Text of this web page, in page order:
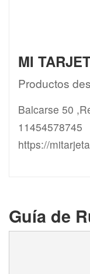
MI
Productos
Balcarse 50
11454578745
https://
Guía de